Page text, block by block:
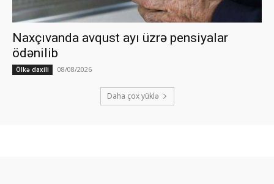
Naxçıvanda avqust ayı üzrə pensiyalar
ödənilib
Ölkə daxili 08/08/2026
Daha çox yüklə